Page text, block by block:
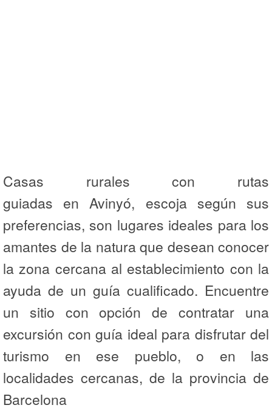
Casas rurales con rutas
guiadas en Avinyó, escoja según sus
preferencias, son lugares ideales para los
amantes de la natura que desean conocer
la zona cercana al establecimiento con la
ayuda de un guía cualificado. Encuentre
un sitio con opción de contratar una
excursión con guía ideal para disfrutar del
turismo en ese pueblo, o en las
localidades cercanas, de la provincia de
Barcelona